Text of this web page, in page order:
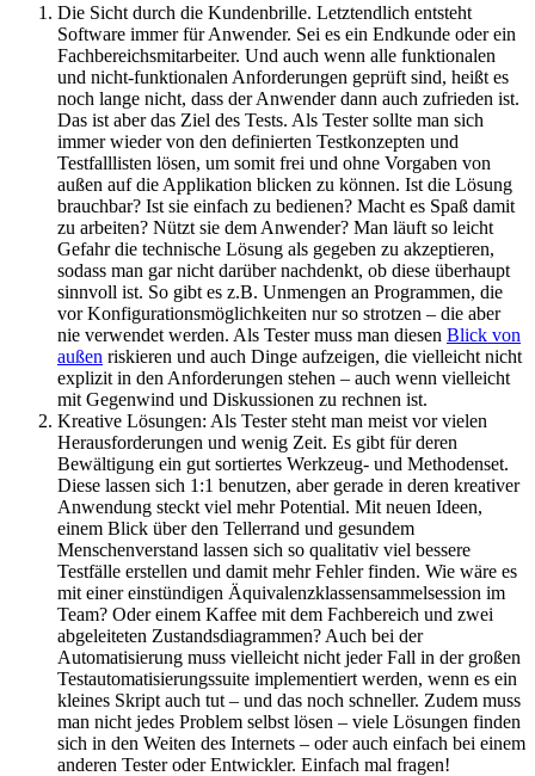
Die Sicht durch die Kundenbrille. Letztendlich entsteht
Software immer für Anwender. Sei es ein Endkunde oder ein
Fachbereichsmitarbeiter. Und auch wenn alle funktionalen
und nicht-funktionalen Anforderungen geprüft sind, heißt es
noch lange nicht, dass der Anwender dann auch zufrieden ist.
Das ist aber das Ziel des Tests. Als Tester sollte man sich
immer wieder von den definierten Testkonzepten und
Testfalllisten lösen, um somit frei und ohne Vorgaben von
außen auf die Applikation blicken zu können. Ist die Lösung
brauchbar? Ist sie einfach zu bedienen? Macht es Spaß damit
zu arbeiten? Nützt sie dem Anwender? Man läuft so leicht
Gefahr die technische Lösung als gegeben zu akzeptieren,
sodass man gar nicht darüber nachdenkt, ob diese überhaupt
sinnvoll ist. So gibt es z.B. Unmengen an Programmen, die
vor Konfigurationsmöglichkeiten nur so strotzen – die aber
nie verwendet werden. Als Tester muss man diesen Blick von
außen riskieren und auch Dinge aufzeigen, die vielleicht nicht
explizit in den Anforderungen stehen – auch wenn vielleicht
mit Gegenwind und Diskussionen zu rechnen ist.
Kreative Lösungen: Als Tester steht man meist vor vielen
Herausforderungen und wenig Zeit. Es gibt für deren
Bewältigung ein gut sortiertes Werkzeug- und Methodenset.
Diese lassen sich 1:1 benutzen, aber gerade in deren kreativer
Anwendung steckt viel mehr Potential. Mit neuen Ideen,
einem Blick über den Tellerrand und gesundem
Menschenverstand lassen sich so qualitativ viel bessere
Testfälle erstellen und damit mehr Fehler finden. Wie wäre es
mit einer einstündigen Äquivalenzklassensammelsession im
Team? Oder einem Kaffee mit dem Fachbereich und zwei
abgeleiteten Zustandsdiagrammen? Auch bei der
Automatisierung muss vielleicht nicht jeder Fall in der großen
Testautomatisierungssuite implementiert werden, wenn es ein
kleines Skript auch tut – und das noch schneller. Zudem muss
man nicht jedes Problem selbst lösen – viele Lösungen finden
sich in den Weiten des Internets – oder auch einfach bei einem
anderen Tester oder Entwickler. Einfach mal fragen!